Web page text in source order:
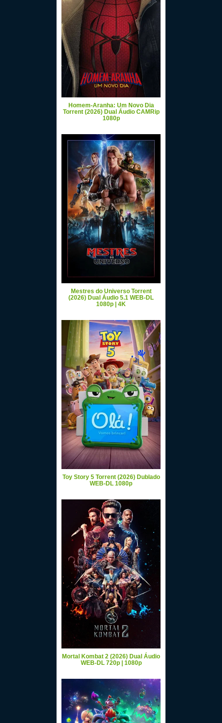
Homem-Aranha: Um Novo Dia
Torrent (2026) Dual Áudio CAMRip
1080p
Mestres do Universo Torrent
(2026) Dual Áudio 5.1 WEB-DL
1080p | 4K
Toy Story 5 Torrent (2026) Dublado
WEB-DL 1080p
Mortal Kombat 2 (2026) Dual Áudio
WEB-DL 720p | 1080p